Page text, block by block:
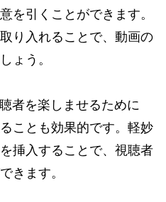
を引くことができます。
り入れることで、動画の
ょう。
者を楽しませるために
ことも効果的です。軽妙
挿入することで、視聴者
きます。